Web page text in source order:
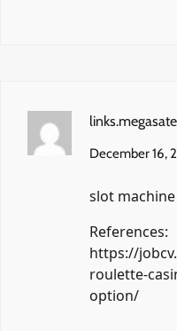
December 16,
slot
References:
https://
roulette-
option/